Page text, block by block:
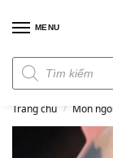
MENU
Trang chủ / Món